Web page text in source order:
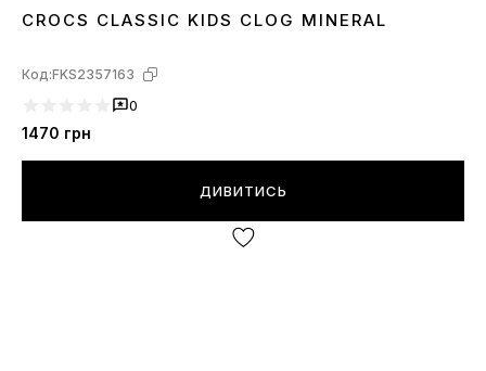
2830
CROCS CLASSIC KIDS CLOG MINERAL
Код:FKS2357163
0
1470 грн
ДИВИТИСЬ